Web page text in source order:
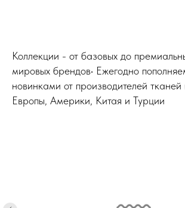
Коллекции - от базовых до
мировых брендов• Ежегодно
новинками от производителей
Европы, Америки, Китая и Турции